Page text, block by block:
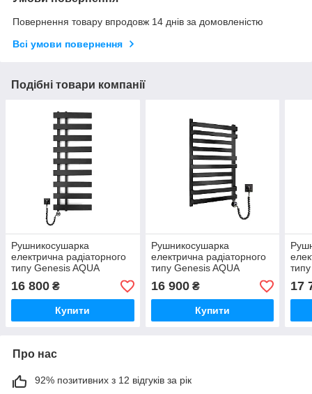
Повернення товару впродовж 14 днів за домовленістю
Всі умови повернення
Подібні товари компанії
Рушникосушарка
електрична радіаторного
типу Genesis AQUA
1200х530 Split з теном для
обігріву приміщень, ліва,
чорна, гарантія
16 800 ₴
Купити
Рушникосушарка
електрична радіаторного
типу Genesis AQUA
800х530x30 Santa з теном
для обігріву приміщень,
права, чорна, гарантія
16 900₴
Купити
17
Про нас
92% позитивних з 12 відгуків за рік